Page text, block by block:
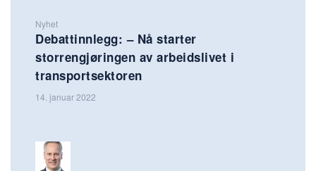
Nyhet
Debattinnlegg: – Nå starter
storrengjøringen av arbeidslivet i
transportsektoren
14. januar 2022